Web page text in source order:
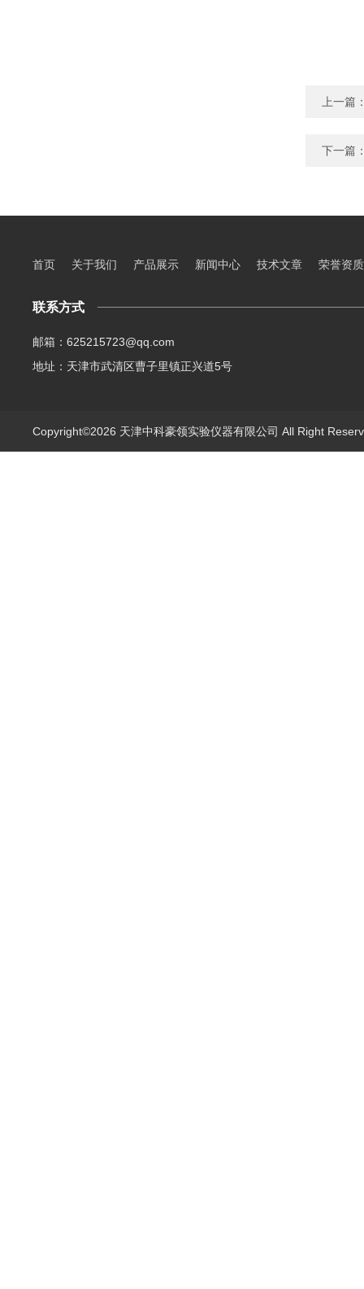
上一篇
下一篇
首页 关于我们 产品展示 新闻中心 技术文章 荣誉资质
联系方式
邮箱：625215723@qq.com
地址：天津市武清区曹子里镇正兴道5号
Copyright©2026 天津中科豪领实验仪器有限公司 All Right